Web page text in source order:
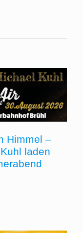
Himmel –
laden